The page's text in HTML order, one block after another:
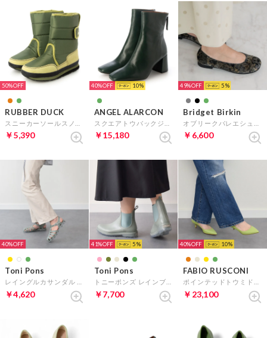
50%
RUBBER DUCK
￥5,390
40% 10
ANGEL ALARCON
￥15,180
49% 5
Bridget Birkin
￥6,600
40%
Toni Pons
￥4,620
41% 5
Toni Pons
￥7,700
40% 10
FABIO RUSCONI
￥23,100